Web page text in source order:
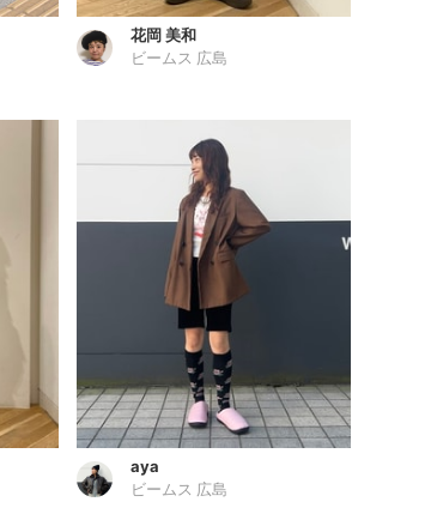
花岡 美和
ビームス 広島
aya
ビームス 広島